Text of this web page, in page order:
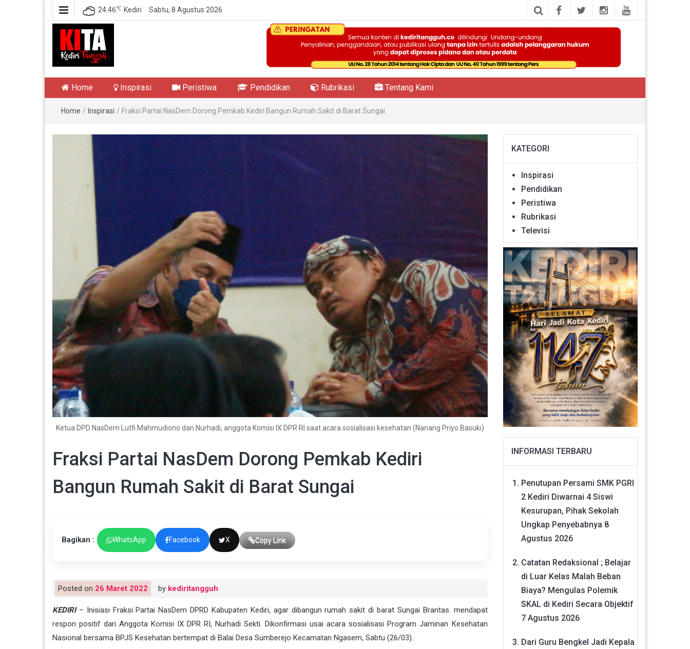
24.46℃ Kediri Sabtu, 8 Agustus 2026
Kediri Tangguh
Home Inspirasi Peristiwa Pendidikan Rubrikasi Tentang Kami
Home / Inspirasi / Fraksi Partai NasDem Dorong Pemkab Kediri Bangun Rumah Sakit di Barat Sungai
Ketua DPD NasDem Lutfi Mahmudiono dan Nurhadi, anggota Komisi IX DPR RI saat acara sosialisasi kesehatan (Nanang Priyo Basuki)
Fraksi Partai NasDem Dorong Pemkab Kediri
Bangun Rumah Sakit di Barat Sungai
Bagikan : WhatsApp Facebook X Copy Link
Posted on 26 Maret 2022 by kediritangguh
KEDIRI– Inisiasi Fraksi Partai NasDem DPRD Kabupaten Kediri, agar dibangun rumah sakit di barat Sungai Brantas. mendapat
respon positif dari Anggota Komisi IX DPR RI, Nurhadi Sekti. Dikonfirmasi usai acara sosialisasi Program Jaminan Kesehatan
Nasional bersama BPJS Kesehatan bertempat di Balai Desa Sumberejo Kecamatan Ngasem, Sabtu (26/03).
KATEGORI
Inspirasi
Pendidikan
Peristiwa
Rubrikasi
Televisi
INFORMASI TERBARU
Penutupan Persami SMK PGRI
2 Kediri Diwarnai 4 Siswi
Kesurupan, Pihak Sekolah
Ungkap Penyebabnya 8
Agustus 2026
Catatan Redaksional ; Belajar
di Luar Kelas Malah Beban
Biaya? Mengulas Polemik
SKAL di Kediri Secara Objektif
7 Agustus 2026
Dari Guru Bengkel Jadi Kepala